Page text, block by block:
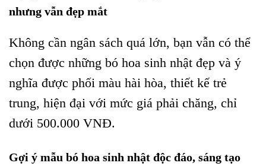
nhưng vẫn đẹp mắt
Không cần ngân sách quá lớn, bạn vẫn có thể
chọn được những bó hoa sinh nhật đẹp và ý
nghĩa được phối màu hài hòa, thiết kế trẻ
trung, hiện đại với mức giá phải chăng, chỉ
dưới 500.000 VNĐ.
Gợi ý mẫu bó hoa sinh nhật độc đáo, sáng tạo